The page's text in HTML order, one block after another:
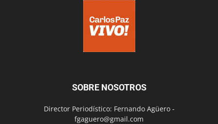
SOBRE NOSOTROS
Director Periodístico: Fernando Agüero -
fgaguero@gmail.com